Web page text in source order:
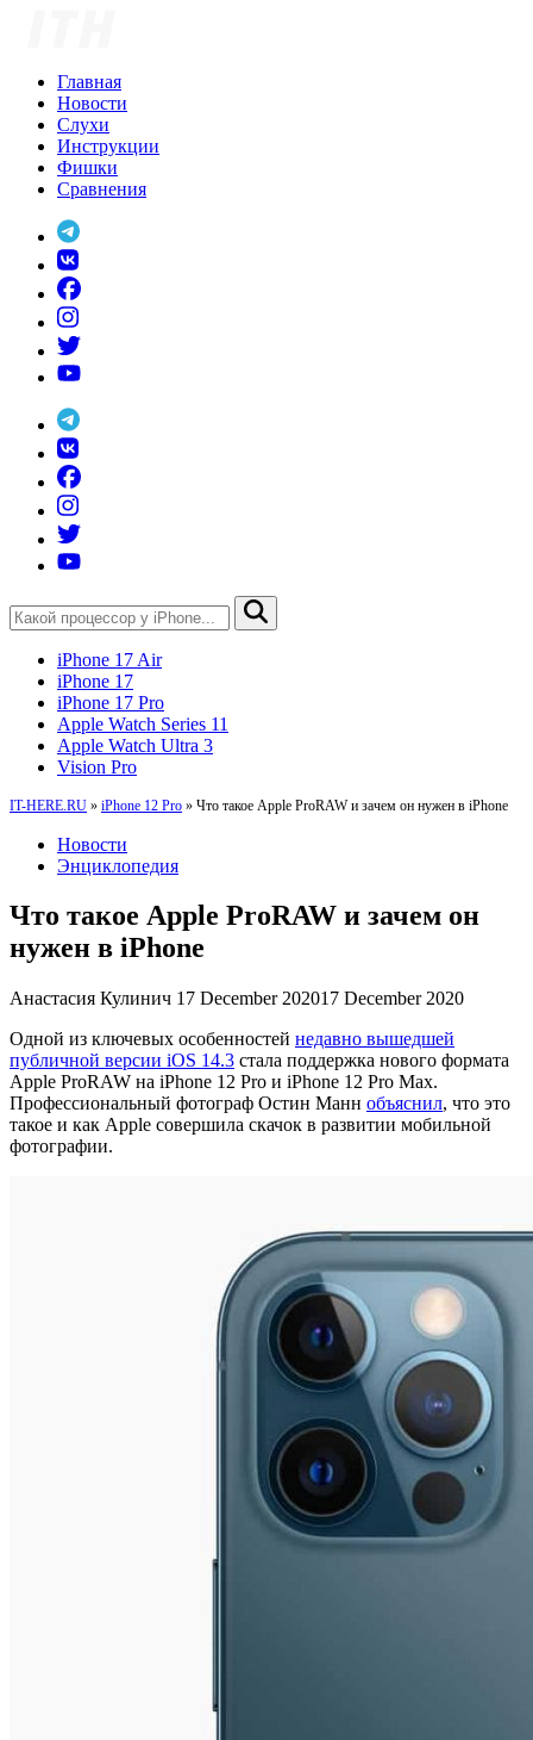
Главная
Новости
Слухи
Инструкции
Фишки
Сравнения
iPhone 17 Air
iPhone 17
iPhone 17 Pro
Apple Watch Series 11
Apple Watch Ultra 3
Vision Pro
IT-HERE.RU » iPhone 12 Pro » Что такое Apple ProRAW и зачем он нужен в iPhone
Новости
Энциклопедия
Что такое Apple ProRAW и зачем он
нужен в iPhone
Анастасия Кулинич 17 December 202017 December 2020
Одной из ключевых особенностей недавно вышедшей
публичной версии iOS 14.3 стала поддержка нового формата
Apple ProRAW на iPhone 12 Pro и iPhone 12 Pro Max.
Профессиональный фотограф Остин Манн объяснил, что это
такое и как Apple совершила скачок в развитии мобильной
фотографии.